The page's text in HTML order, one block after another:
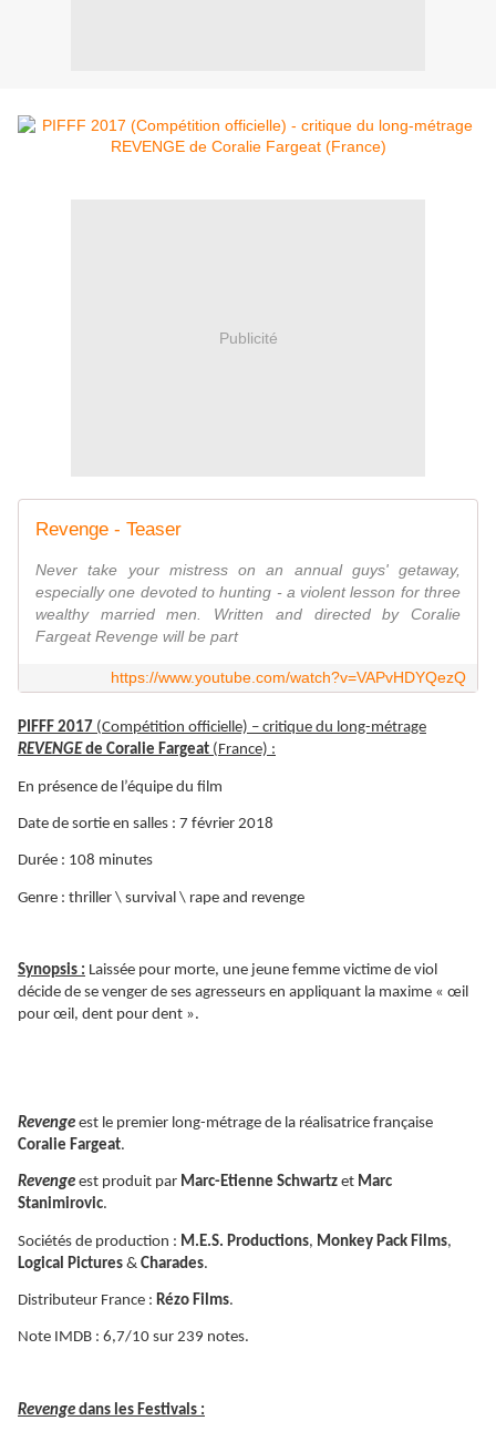
Publicité
Revenge - Teaser
Never take your mistress on an annual guys' getaway,
especially one devoted to hunting - a violent lesson for three
wealthy married men. Written and directed by Coralie
Fargeat Revenge will be part
https://www.youtube.com/watch?v=VAPvHDYQezQ
PIFFF 2017 (Compétition officielle) – critique du long-métrage
REVENGE de Coralie Fargeat (France) :
En présence de l’équipe du film
Date de sortie en salles : 7 février 2018
Durée : 108 minutes
Genre : thriller \ survival \ rape and revenge
Synopsis : Laissée pour morte, une jeune femme victime de viol
décide de se venger de ses agresseurs en appliquant la maxime « œil
pour œil, dent pour dent ».
Revenge est le premier long-métrage de la réalisatrice française
Coralie Fargeat.
Revenge est produit par Marc-Etienne Schwartz et Marc
Stanimirovic.
Sociétés de production : M.E.S. Productions, Monkey Pack Films,
Logical Pictures & Charades.
Distributeur France : Rézo Films.
Note IMDB : 6,7/10 sur 239 notes.
Revenge dans les Festivals :